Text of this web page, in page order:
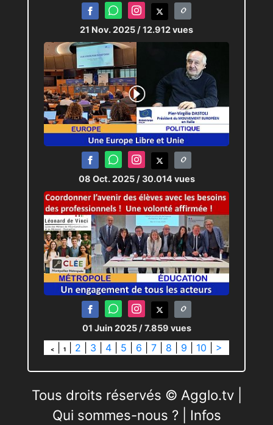
21 Nov. 2025 / 12.912 vues
08 Oct. 2025 / 30.014 vues
01 Juin 2025 / 7.859 vues
< 1 2 3 4 5 6 7 8 9 10 >
Tous droits réservés © Agglo.tv |
Qui sommes-nous ?| Infos